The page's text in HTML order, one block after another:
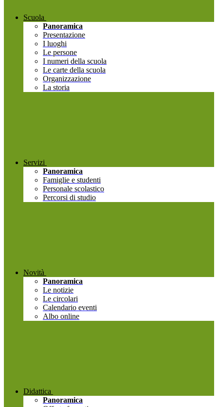
Scuola
Panoramica
Presentazione
I luoghi
Le persone
I numeri della scuola
Le carte della scuola
Organizzazione
La storia
Servizi
Panoramica
Famiglie e studenti
Personale scolastico
Percorsi di studio
Novità
Panoramica
Le notizie
Le circolari
Calendario eventi
Albo online
Didattica
Panoramica